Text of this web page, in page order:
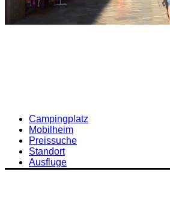
Campingplatz
Mobilheim
Preissuche
Standort
Ausfluge